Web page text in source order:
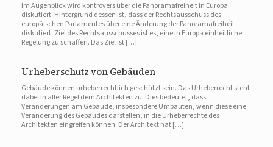
Im Augenblick wird kontrovers über die Panoramafreiheit in Europa
diskutiert. Hintergrund dessen ist, dass der Rechtsausschuss des
europäischen Parlamentes über eine Änderung der Panoramafreiheit
diskutiert. Ziel des Rechtsausschusses ist es, eine in Europa einheitliche
Regelung zu schaffen. Das Ziel ist […]
Urheberschutz von Gebäuden
Gebäude können urheberrechtlich geschützt sein. Das Urheberrecht steht
dabei in aller Regel dem Architekten zu. Dies bedeutet, dass
Veränderungen am Gebäude, insbesondere Umbauten, wenn diese eine
Veränderung des Gebäudes darstellen, in die Urheberrechte des
Architekten eingreifen können. Der Architekt hat […]